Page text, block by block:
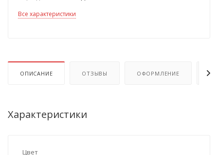
Все характеристики
ОПИСАНИЕ ОТЗЫВЫ ОФОРМЛЕНИЕ
Характеристики
Цвет